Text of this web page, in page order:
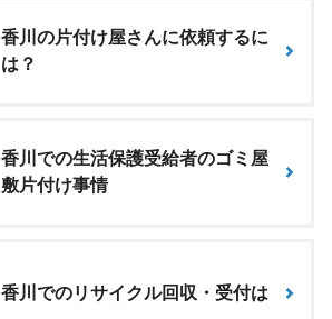
香川の片付け屋さんに依頼するに
は？
香川での生活保護受給者のゴミ屋
敷片付け事情
香川でのリサイクル回収・受付は